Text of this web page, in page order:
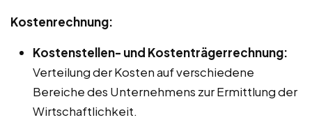
Kostenrechnung:
Kostenstellen- und Kostenträgerrechnung:
Verteilung der Kosten auf verschiedene
Bereiche des Unternehmens zur Ermittlung der
Wirtschaftlichkeit.